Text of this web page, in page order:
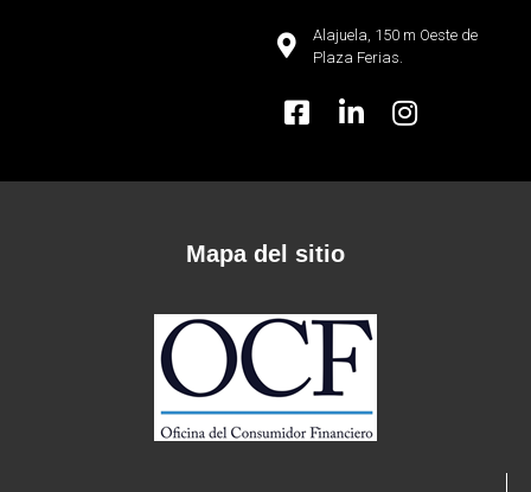
Alajuela, 150 m Oeste de
Plaza Ferias.
Mapa del sitio